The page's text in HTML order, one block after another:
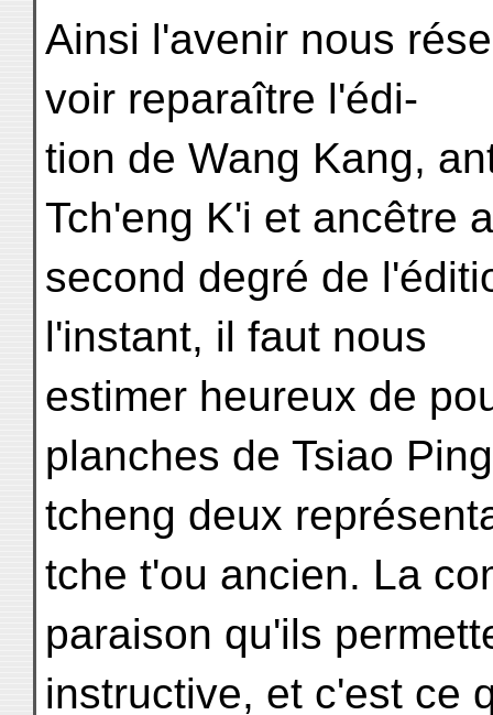
Ainsi l'avenir nous
voir reparaître l'édi-
tion de Wang Kang,
Tch'eng K'i et ancêtre
second degré de
l'instant, il faut nous
estimer heureux de
planches de Tsiao
tcheng deux
tche t'ou ancien. La
paraison qu'ils
instructive, et c'est ce